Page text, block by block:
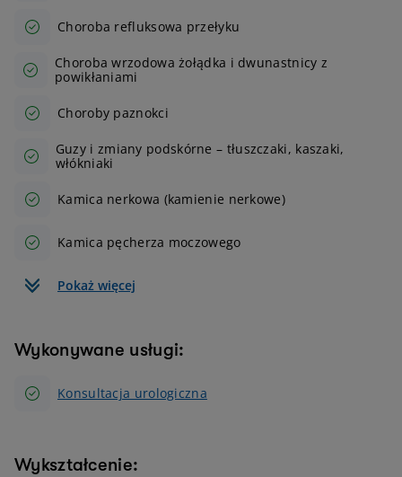
Choroba refluksowa przełyku
Choroba wrzodowa żołądka i dwunastnicy z
powikłaniami
Choroby paznokci
Guzy i zmiany podskórne – tłuszczaki, kaszaki,
włókniaki
Kamica nerkowa (kamienie nerkowe)
Kamica pęcherza moczowego
Pokaż więcej
Wykonywane usługi:
Konsultacja urologiczna
Wykształcenie: